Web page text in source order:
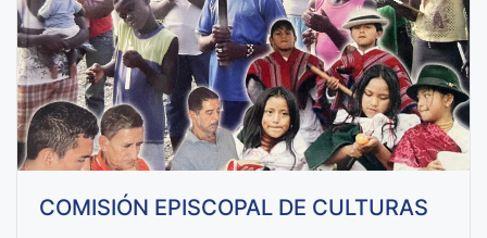
COMISIÓN EPISCOPAL DE CULTURAS